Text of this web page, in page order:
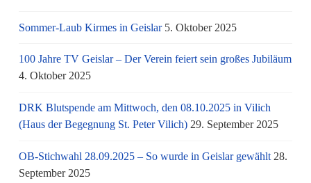
Sommer-Laub Kirmes in Geislar 5. Oktober 2025
100 Jahre TV Geislar – Der Verein feiert sein großes Jubiläum
4. Oktober 2025
DRK Blutspende am Mittwoch, den 08.10.2025 in Vilich
(Haus der Begegnung St. Peter Vilich) 29. September 2025
OB-Stichwahl 28.09.2025 – So wurde in Geislar gewählt 28.
September 2025